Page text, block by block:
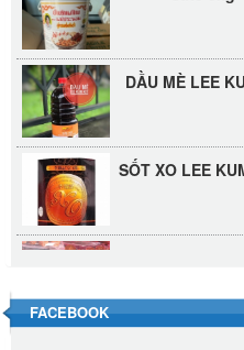
DẦU MÈ LEE
SỐT XO LEE
Đường
FACEBOOK